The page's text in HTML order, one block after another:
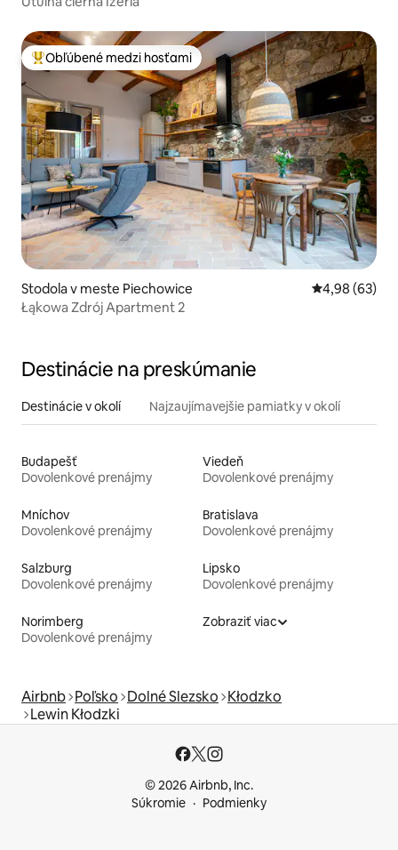
Najobľúbenejšie medzi hosťami
Obľúbené medzi hosťami
Stodola v meste Piechowice Priemerné
4,98 (63)
Łąkowa Zdrój Apartment 2
Destinácie na preskúmanie
Destinácie v okolí Najzaujímavejšie pamiatky v okolí
Budapešť
Dovolenkové prenájmy
Viedeň
Dovolenkové prenájmy
Mníchov
Dovolenkové prenájmy
Bratislava
Dovolenkové prenájmy
Salzburg
Dovolenkové prenájmy
Lipsko
Dovolenkové prenájmy
Norimberg
Dovolenkové prenájmy
Zobraziť viac
Airbnb Poľsko Dolné Slezsko Kłodzko
Lewin Kłodzki
© 2026 Airbnb, Inc.
Súkromie
Podmienky